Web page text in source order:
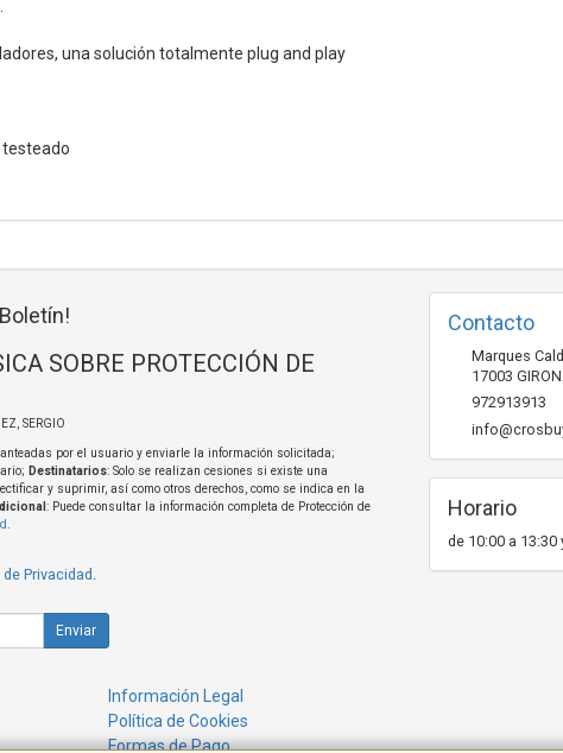
una solución totalmente plug and play
SOBRE PROTECCIÓN DE
SERGIO
por el usuario y enviarle la información solicitada;
Destinatarios: Solo se realizan cesiones si existe una
y suprimir, así como otros derechos, como se indica en la
: Puede consultar la información completa de Protección de
.
Privacidad.
Enviar
Información Legal
Política de Cookies
Formas de Pago
Contacto
Marques
17003
972913913
Horario
de 10:00 a 13:30